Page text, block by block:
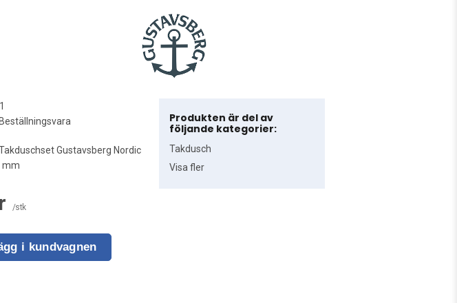
Gustavsberg Nordic
mm
/stk
i kundvagnen
Produkten är del av
följande kategorier:
Takdusch
Visa fler